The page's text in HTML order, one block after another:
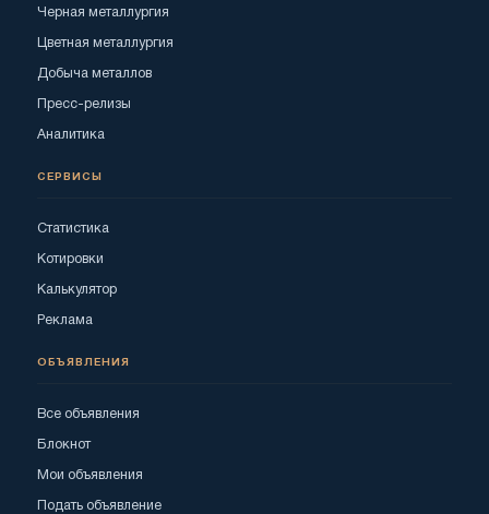
Черная металлургия
Цветная металлургия
Добыча металлов
Пресс-релизы
Аналитика
СЕРВИСЫ
Статистика
Котировки
Калькулятор
Реклама
ОБЪЯВЛЕНИЯ
Все объявления
Блокнот
Мои объявления
Подать объявление